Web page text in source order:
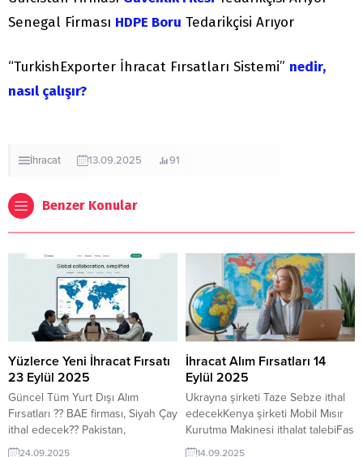
Senegal Firması HDPE Boru Tedarikçisi Arıyor
“TurkishExporter İhracat Fırsatları Sistemi” nedir,
nasıl çalışır?
İhracat 13.09.2025 91
Benzer Konular
Yüzlerce Yeni İhracat Fırsatı
23 Eylül 2025
Güncel Tüm Yurt Dışı Alım
Fırsatları ?? BAE firması, Siyah Çay
ithal edecek?? Pakistan,
Türkiye’den Mısır Silaj Balya
24.09.2025
İhracat Alım Fırsatları 14
Eylül 2025
Ukrayna şirketi Taze Sebze ithal
edecekKenya şirketi Mobil Mısır
Kurutma Makinesi ithalat talebiFas
Firması Beyaz İspirto Satın Almak
14.09.2025